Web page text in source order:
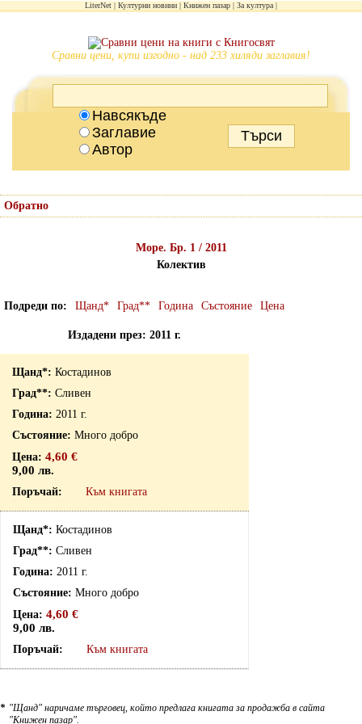
LiterNet Културни новини Книжен пазар За култура
Сравни цени, купи изгодно - над 233 хиляди заглавия!
Навсякъде
Заглавие
Автор
Обратно
Море. Бр. 1 / 2011
Колектив
Подреди по Щанд* Град** Година Състояние Цена
Издадени през: 2011 г.
Костадинов
Сливен
2011 г.
Много добро
4,60 €
9,00 лв.
Към книгата
Костадинов
Сливен
2011 г.
Много добро
4,60 €
9,00 лв.
Към книгата
* "Щанд" наричаме търговец, който предлага книгата за продажба в сайта
"Книжен пазар".